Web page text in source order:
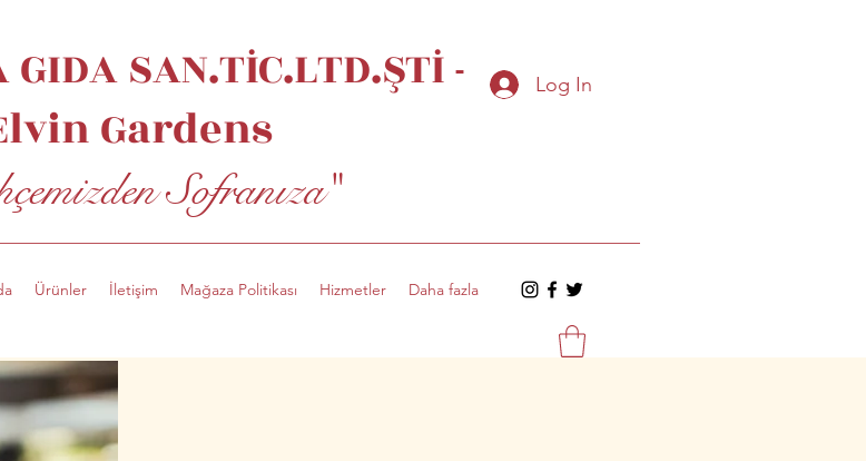
GIDA SAN.TİC.LTD.ŞTİ -
Gardens
Sofranıza"
Log In
Ürünler İletişim Mağaza Politikası Hizmetler Daha fazla